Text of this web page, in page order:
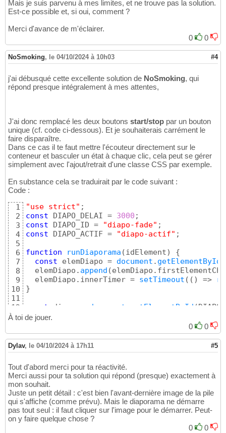
25
27
29
30
31
33
const elemDiapo = document.getElementById
clearTimeout(elemDiapo._timer
  elemDiapo.
append
(( ) =>
}
function stopDiaporama(idElement) {
const elemDiapo = document.getElementById
}
Mais je suis parvenu à mes limites, et ne trouve pas la solution.
Est-ce possible et, si oui, comment ?
Merci d'avance de m'éclairer.
0
0
NoSmoking, le 04/10/2024 à 10h03 #4
j'ai débusqué cette excellente solution de NoSmoking, qui
répond presque intégralement à mes attentes,
J'ai donc remplacé les deux boutons start/stop par un bouton
unique (cf. code ci-dessous). Et je souhaiterais carrément le
faire disparaître.
Dans ce cas il te faut mettre l'écouteur directement sur le
conteneur et basculer un état à chaque clic, cela peut se gérer
simplement avec l'ajout/retrait d'une classe CSS par exemple.
En substance cela se traduirait par le code suivant :
Code :
1
2
3
4
5
6
7
8
9
10
11
12
13
15
16
17
18
19
20
21
22
23
"use strict"
const DIAPO_DELAI = 3000
const DIAPO_ID = "diapo-fade"
const DIAPO_ACTIF = "diapo-actif" ;
function
runDiaporama (idElement)
{
const elemDiapo = document . getElementById
  elemDiapo.
append (
  elemDiapo.innerTimer =
setTimeout ( ( ) =>
}
const
diapo = document getElementById (
diapo.
DIAPO_ACTIF)
clearTimeout(diapo.innerTimer);
}
else {
}
  diapo.classList.
toggle (DIAPO_ACTIF)
})
// lance le diaporama
setTimeout( () => diapo.click (), DIAPO_DELAI
À toi de jouer.
0
0
Dylav, le 04/10/2024 à 17h11 #5
Tout d'abord merci pour ta réactivité.
Merci aussi pour ta solution qui répond (presque) exactement à
mon souhait.
Juste un petit détail : c'est bien l'avant-dernière image de la pile
qui s'affiche (comme prévu). Mais le diaporama ne démarre
pas tout seul : il faut cliquer sur l'image pour le démarrer. Peut-
on y faire quelque chose ?
0
0